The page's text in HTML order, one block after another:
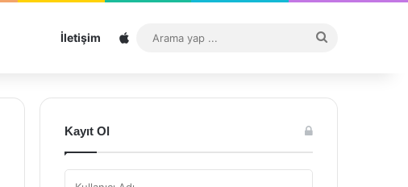
İletişim Sitemap
...
Kayıt Ol